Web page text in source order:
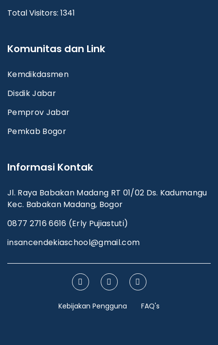
Total Visitors: 1341
Komunitas dan Link
Kemdikdasmen
Disdik Jabar
Pemprov Jabar
Pemkab Bogor
Informasi Kontak
Jl. Raya Babakan Madang RT 01/02 Ds. Kadumangu
Kec. Babakan Madang, Bogor
0877 2716 6616 (Erly Pujiastuti)
insancendekiaschool@gmail.com
Kebijakan Pengguna FAQ's